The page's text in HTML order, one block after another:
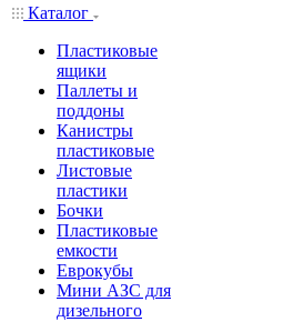
Каталог
Пластиковые
ящики
Паллеты и
поддоны
Канистры
пластиковые
Листовые
пластики
Бочки
Пластиковые
емкости
Еврокубы
Мини АЗС для
дизельного